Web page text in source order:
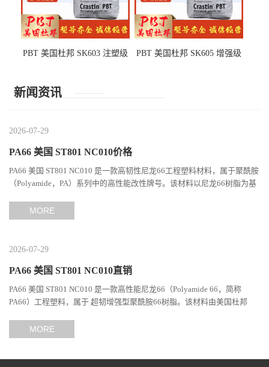
PBT 美国杜邦 SK603 注塑级
PBT 美国杜邦 SK605 增强级
新闻资讯
2026-07-29
PA66 美国 ST801 NC010价格
PA66 美国 ST801 NC010 是一款高韧性尼龙66工程塑料材料，属于聚酰胺
（Polyamide，PA）系列中的高性能改性牌号。该材料以尼龙66树脂为基
MORE
2026-07-29
PA66 美国 ST801 NC010直销
PA66 美国 ST801 NC010 是一款高性能尼龙66（Polyamide 66，简称
PA66）工程塑料，属于 超韧增强型聚酰胺66树脂。该材料由美国杜邦
MORE